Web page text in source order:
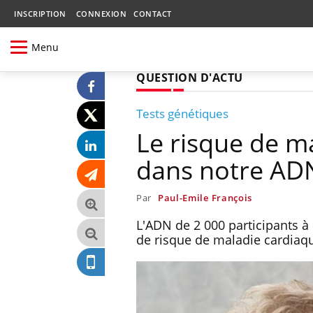
INSCRIPTION CONNEXION CONTACT
Menu
QUESTION D'ACTU
Tests génétiques
Le risque de
dans notre
Par Paul-Emile François
L'ADN de 2 000 participants
de risque de maladie